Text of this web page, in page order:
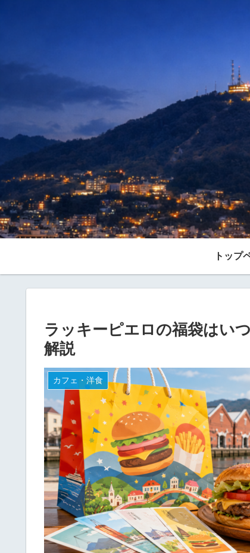
トップ
ラッキーピエロの福袋はい
解説
カフェ・洋食